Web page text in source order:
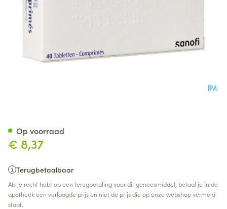
€ 8,37
Terugbetaalbaar
Als je recht hebt op een terugbetaling voor dit geneesmiddel, betaal je in de
apotheek een verlaagde prijs en niet de prijs die op onze webshop vermeld
staat.
Op voorraad